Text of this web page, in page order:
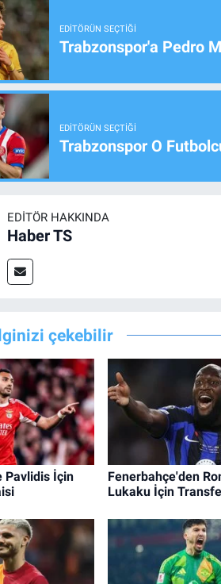
EDITÖRÜN SEÇTIĞI
Trabzonspor'a Pedro
EDITÖRÜN SEÇTIĞI
Trabzonspor O
EDITÖR HAKKINDA
Haber TS
çekebilir
Pavlidis İçin
Fenerbahçe'den
Lukaku İçin